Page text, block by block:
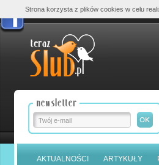
AKTUALNOŚCI ARTYKUŁY
Strona korzysta z plików cookies w celu